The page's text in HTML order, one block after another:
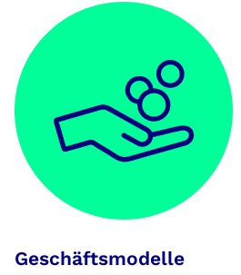
Geschäftsmodelle